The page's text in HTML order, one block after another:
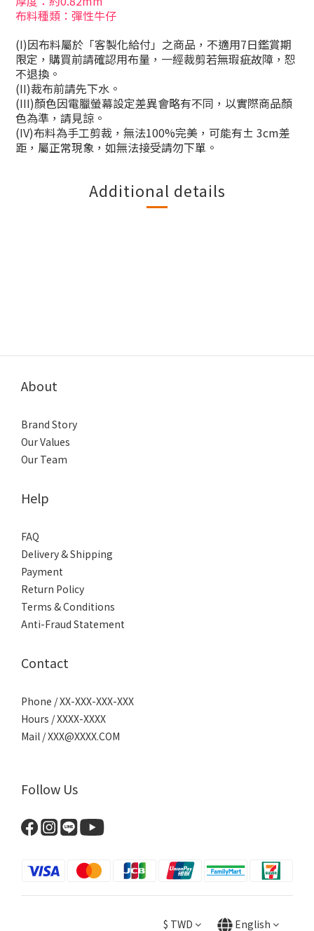
布料種類：彈性牛仔
(I)因布料屬於「客製化給付」之商品，不適用7日鑑賞期
限定，購買前請確認用布量，一經裁剪若無瑕疵故障，恕
不退換。
(II)裁布前請先下水。
(III)顏色因電臘螢幕設定差異會略有不同，以實際商品顏
色為準，請見諒。
(IV)布料為手工剪裁，無法100%完美，可能有± 3cm差
距，屬正常現象，如無法接受請勿下單。
Additional details
About
Brand Story
Our Values
Our Team
Help
FAQ
Delivery & Shipping
Payment
Return Policy
Terms & Conditions
Anti-Fraud Statement
Contact
Phone / XX-XXX-XXX-XXX
Hours / XXXX-XXXX
Mail / XXX@XXXX.COM
Follow Us
$ TWD English